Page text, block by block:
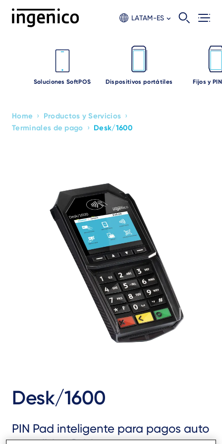
LATAM-ES
Soluciones SoftPOS Dispositivos portátiles Fijos y
Breadcrumb
Home › Productos y Servicios ›
Terminales de pago › Desk/1600
Desk/1600
PIN Pad inteligente para pagos auto